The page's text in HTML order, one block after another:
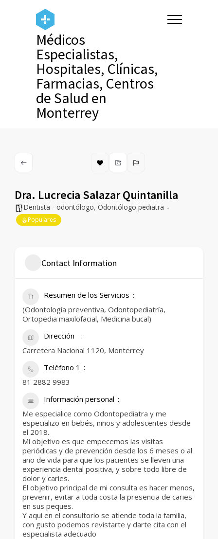
Médicos
Especialistas,
Hospitales, Clínicas,
Farmacias, Centros
de Salud en
Monterrey
Dra. Lucrecia Salazar Quintanilla
Dentista - odontólogo, Odontólogo pediatra
Populares
Contact Information
Resumen de los Servicios
(Odontología preventiva, Odontopediatría,
Ortopedia maxilofacial, Medicina bucal)
Dirección
Carretera Nacional 1120, Monterrey
Teléfono 1
81 2882 9983
Información personal
Me especialice como Odontopediatra y me
especializo en bebés, niños y adolescentes desde
el 2018.
Mi objetivo es que empecemos las visitas
periódicas y de prevención desde los 6 meses o al
año de vida para que los pacientes se lleven una
experiencia dental positiva, y sobre todo libre de
dolor y caries.
El objetivo principal de mi consulta es hacer menos,
prevenir, evitar a toda costa la presencia de caries
en sus peques.
Y aqui en el consultorio se atiende toda la familia,
con gusto podemos revistarte y darte cita con el
especialista adecuado